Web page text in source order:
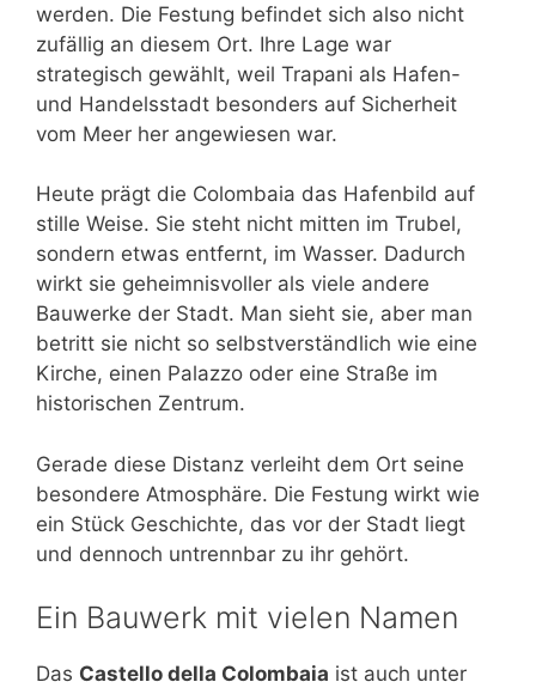
werden. Die Festung befindet sich also nicht
zufällig an diesem Ort. Ihre Lage war
strategisch gewählt, weil Trapani als Hafen-
und Handelsstadt besonders auf Sicherheit
vom Meer her angewiesen war.
Heute prägt die Colombaia das Hafenbild auf
stille Weise. Sie steht nicht mitten im Trubel,
sondern etwas entfernt, im Wasser. Dadurch
wirkt sie geheimnisvoller als viele andere
Bauwerke der Stadt. Man sieht sie, aber man
betritt sie nicht so selbstverständlich wie eine
Kirche, einen Palazzo oder eine Straße im
historischen Zentrum.
Gerade diese Distanz verleiht dem Ort seine
besondere Atmosphäre. Die Festung wirkt wie
ein Stück Geschichte, das vor der Stadt liegt
und dennoch untrennbar zu ihr gehört.
Ein Bauwerk mit vielen Namen
Das Castello della Colombaia ist auch unter